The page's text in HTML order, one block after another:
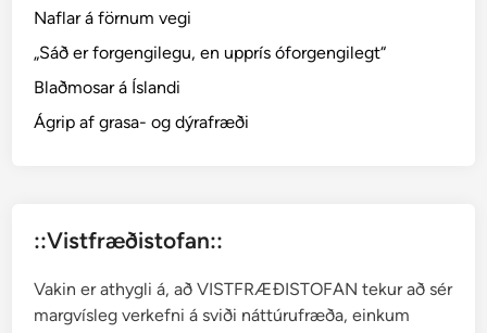
ó
a
s
a
l
r
í
Naflar á förnum vegi
„Sáð er forgengilegu, en upprís óforgengilegt“
Blaðmosar á Íslandi
Ágrip af grasa- og dýrafræði
::Vistfræðistofan::
Vakin er athygli á, að VISTFRÆÐISTOFAN tekur að sér
margvísleg verkefni á sviði náttúrufræða, einkum